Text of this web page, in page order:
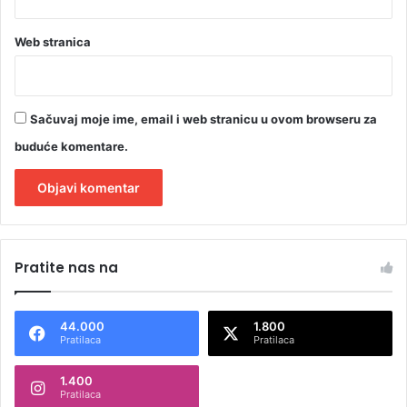
Web stranica
Sačuvaj moje ime, email i web stranicu u ovom browseru za
buduće komentare.
t
n
Pratite nas na
44.000
Pratilaca
1.800
Pratilaca
1.400
Pratilaca